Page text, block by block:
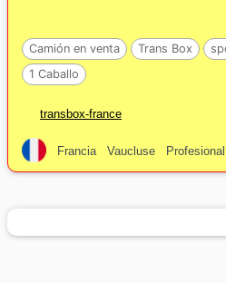
Camión en venta Trans Box
1 Caballo
transbox-france
Francia Vaucluse Profesional